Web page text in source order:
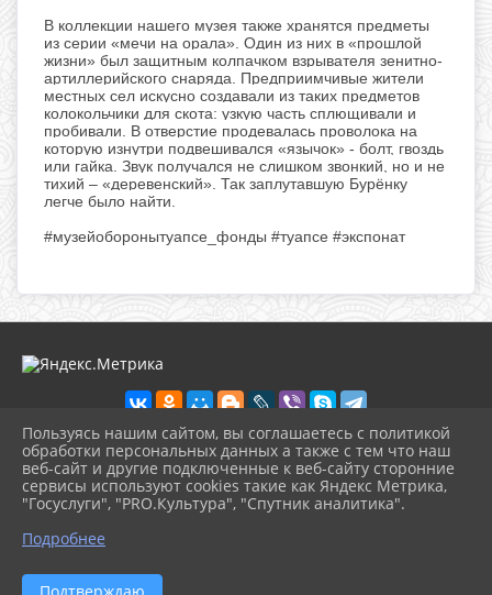
В коллекции нашего музея также хранятся предметы
из серии «мечи на орала». Один из них в «прошлой
жизни» был защитным колпачком взрывателя зенитно-
артиллерийского снаряда. Предприимчивые жители
местных сел искусно создавали из таких предметов
колокольчики для скота: узкую часть сплющивали и
пробивали. В отверстие продевалась проволока на
которую изнутри подвешивался «язычок» - болт, гвоздь
или гайка. Звук получался не слишком звонкий, но и не
тихий – «деревенский». Так заплутавшую Бурёнку
легче было найти.
#музейоборонытуапсе_фонды #туапсе #экспонат
2026 г. ikmot.kulturatuapse.ru
Вход
Карта сайта
Политика обработки персональных данных
Сделано на KubCMS
Разработка и поддержка
Пользуясь нашим сайтом, вы соглашаетесь с политикой
обработки персональных данных а также с тем что наш
веб-сайт и другие подключенные к веб-сайту сторонние
сервисы используют cookies такие как Яндекс Метрика,
"Госуслуги", "PRO.Культура", "Спутник аналитика".
Подробнее